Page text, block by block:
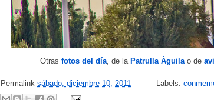
Otras fotos del día , de la Patrulla Águila o de
Permalink sábado, diciembre 10, 2011 Labels: